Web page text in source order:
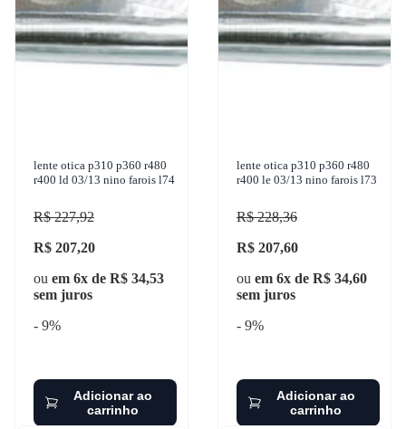
lente otica p310 p360 r480
r400 ld 03/13 nino farois l74
R$ 227,92
R$ 207,20
ou em 6x de R$ 34,53
sem juros
- 9%
Adicionar ao
carrinho
lente otica p310 p360 r480
r400 le 03/13 nino farois l73
R$ 228,36
R$ 207,60
ou em 6x de R$ 34,60
sem juros
- 9%
Adicionar ao
carrinho